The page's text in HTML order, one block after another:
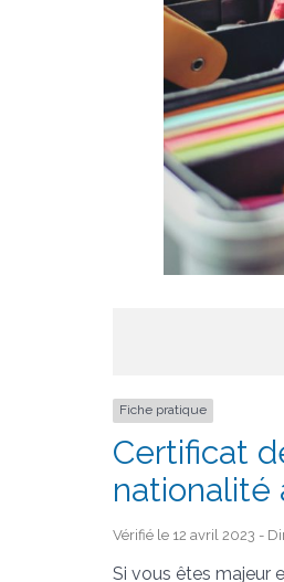
Fiche pratique
Certificat
nationalité
Vérifié le 12 avril 2023 -
Si vous êtes majeur